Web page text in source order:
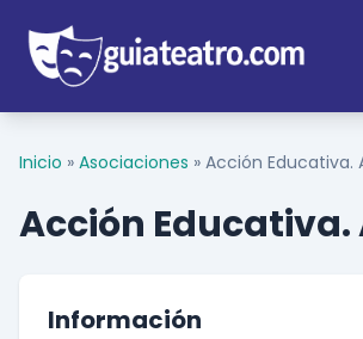
Inicio » Asociaciones » Acción Educativa.
Acción Educativa.
Información